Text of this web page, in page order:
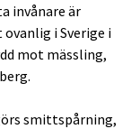
invånare är
i Sverige i
mot mässling,
smittspårning,